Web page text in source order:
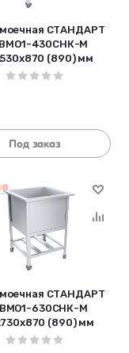
СТАНДАРТ
430СНК-М
(890) мм
Под заказ
СТАНДАРТ
630СНК-М
(890) мм